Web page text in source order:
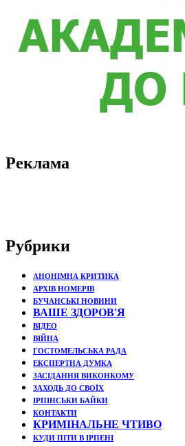
Реклама
Рубрики
АНОНІМНА КРИТИКА
АРХІВ НОМЕРІВ
БУЧАНСЬКІ НОВИНИ
ВАШЕ ЗДОРОВ'Я
ВІДЕО
ВІЙНА
ГОСТОМЕЛЬСЬКА РАДА
ЕКСПЕРТНА ДУМКА
ЗАСІДАННЯ ВИКОНКОМУ
ЗАХОДЬ ДО СВОЇХ
ІРПІНСЬКИ БАЙКИ
КОНТАКТИ
КРИМІНАЛЬНЕ ЧТИВО
КУДИ ПІТИ В ІРПЕНІ